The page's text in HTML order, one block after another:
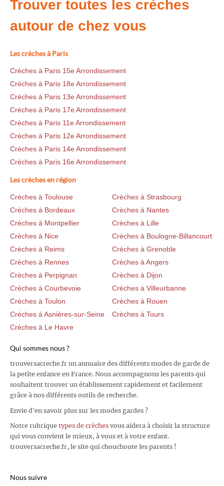
Trouver toutes les crèches
autour de chez vous
Les crèches à Paris
Crèches à Paris 15e Arrondissement
Crèches à Paris 18e Arrondissement
Crèches à Paris 13e Arrondissement
Crèches à Paris 17e Arrondissement
Crèches à Paris 11e Arrondissement
Crèches à Paris 12e Arrondissement
Crèches à Paris 14e Arrondissement
Crèches à Paris 16e Arrondissement
Les crèches en région
Crèches à Toulouse
Crèches à Strasbourg
Crèches à Bordeaux
Crèches à Nantes
Crèches à Montpellier
Crèches à Lille
Crèches à Nice
Crèches à Boulogne-Billancourt
Crèches à Reims
Crèches à Grenoble
Crèches à Rennes
Crèches à Angers
Crèches à Perpignan
Crèches à Dijon
Crèches à Courbevoie
Crèches à Villeurbanne
Crèches à Toulon
Crèches à Rouen
Crèches à Asnières-sur-Seine
Crèches à Tours
Crèches à Le Havre
Qui sommes nous ?
trouversacreche.fr un annuaire des différents modes de garde de
la petite enfance en France. Nous accompagnons les parents qui
souhaitent trouver un établissement rapidement et facilement
grâce à nos différents outils de recherche.
Envie d'en savoir plus sur les modes gardes ?
Notre rubrique types de crèches vous aidera à choisir la structure
qui vous convient le mieux, à vous et à votre enfant.
trouversacreche.fr, le site qui chouchoute les parents !
Nous suivre